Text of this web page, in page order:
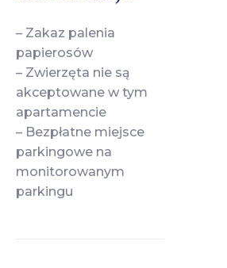
– Zakaz palenia
papierosów
– Zwierzęta nie są
akceptowane w tym
apartamencie
– Bezpłatne miejsce
parkingowe na
monitorowanym
parkingu